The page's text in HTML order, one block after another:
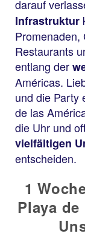
darauf
Infrastruktur
Promenaden,
Restaurants
entlang der
Américas.
und die Party
de las
die Uhr und
vielfältigen
entscheiden.
1
Playa